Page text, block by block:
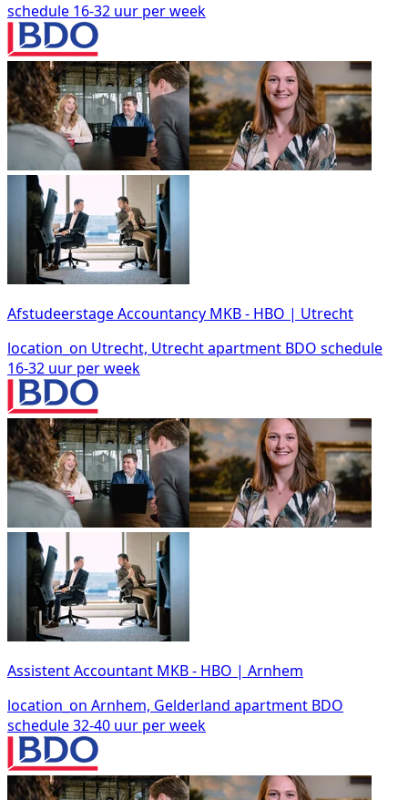
schedule 16-32 uur per week
Afstudeerstage Accountancy MKB - HBO | Utrecht
location_on Utrecht, Utrechtapartment BDO schedule
16-32 uur per week
Assistent Accountant MKB - HBO | Arnhem
location_on Arnhem, Gelderland apartment BDO
schedule32-40 uur per week